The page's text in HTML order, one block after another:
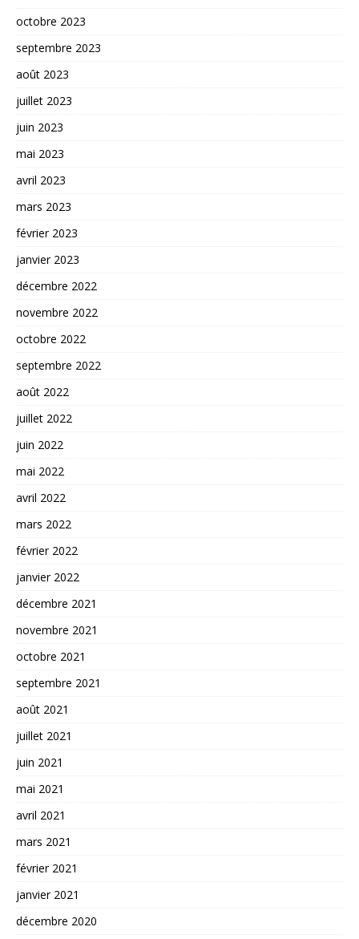
octobre 2023
septembre 2023
août 2023
juillet 2023
juin 2023
mai 2023
avril 2023
mars 2023
février 2023
janvier 2023
décembre 2022
novembre 2022
octobre 2022
septembre 2022
août 2022
juillet 2022
juin 2022
mai 2022
avril 2022
mars 2022
février 2022
janvier 2022
décembre 2021
novembre 2021
octobre 2021
septembre 2021
août 2021
juillet 2021
juin 2021
mai 2021
avril 2021
mars 2021
février 2021
janvier 2021
décembre 2020